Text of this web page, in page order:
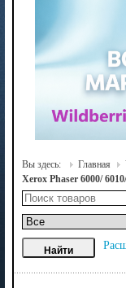
Вы здесь: Главная
Xerox Phaser 6000/